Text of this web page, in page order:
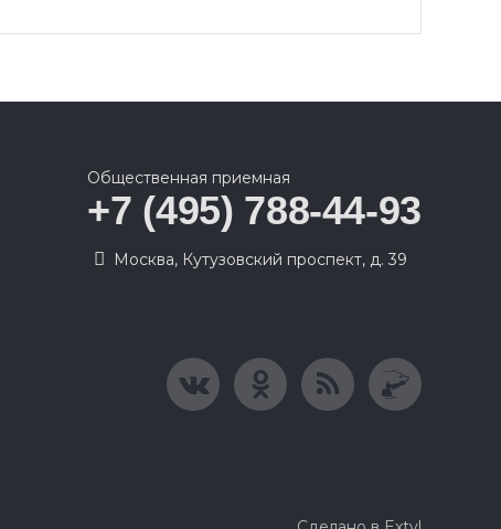
Общественная приемная
+7 (495) 788-44-93
Москва, Кутузовский проспект, д. 39